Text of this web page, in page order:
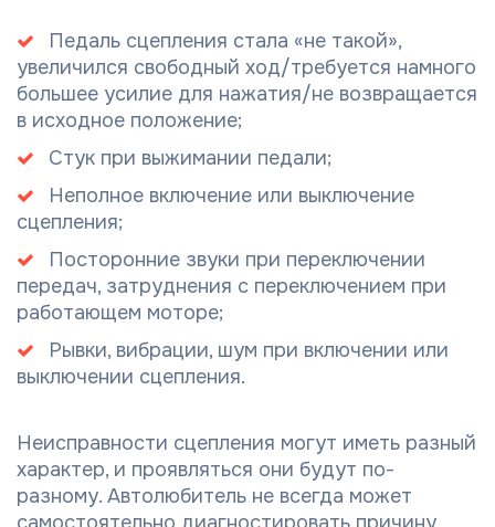
Педаль сцепления стала «не такой»,
увеличился свободный ход/требуется намного
большее усилие для нажатия/не возвращается
в исходное положение;
Стук при выжимании педали;
Неполное включение или выключение
сцепления;
Посторонние звуки при переключении
передач, затруднения с переключением при
работающем моторе;
Рывки, вибрации, шум при включении или
выключении сцепления.
Неисправности сцепления могут иметь разный
характер, и проявляться они будут по-
разному. Автолюбитель не всегда может